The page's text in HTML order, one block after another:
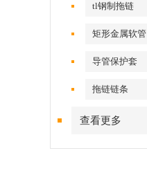
tl钢制拖链
矩形金属软管
导管保护套
拖链链条
查看更多